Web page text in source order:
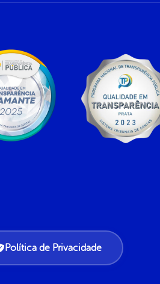
Política de Privacidade